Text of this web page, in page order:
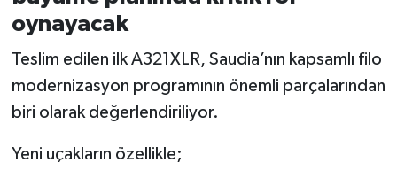
oynayacak
Teslim edilen ilk A321XLR, Saudia’nın kapsamlı filo
modernizasyon programının önemli parçalarından
biri olarak değerlendiriliyor.
Yeni uçakların özellikle;